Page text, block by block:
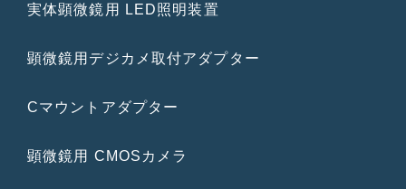
実体顕微鏡用 LED照明装置
顕微鏡用デジカメ取付アダプター
Cマウントアダプター
顕微鏡用 CMOSカメラ